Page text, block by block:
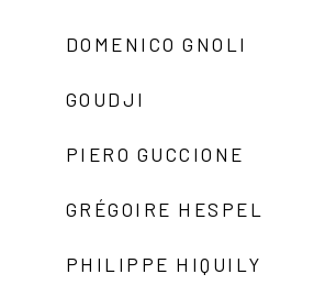
DOMENICO GNOLI
GOUDJI
PIERO GUCCIONE
GRÉGOIRE HESPEL
PHILIPPE HIQUILY